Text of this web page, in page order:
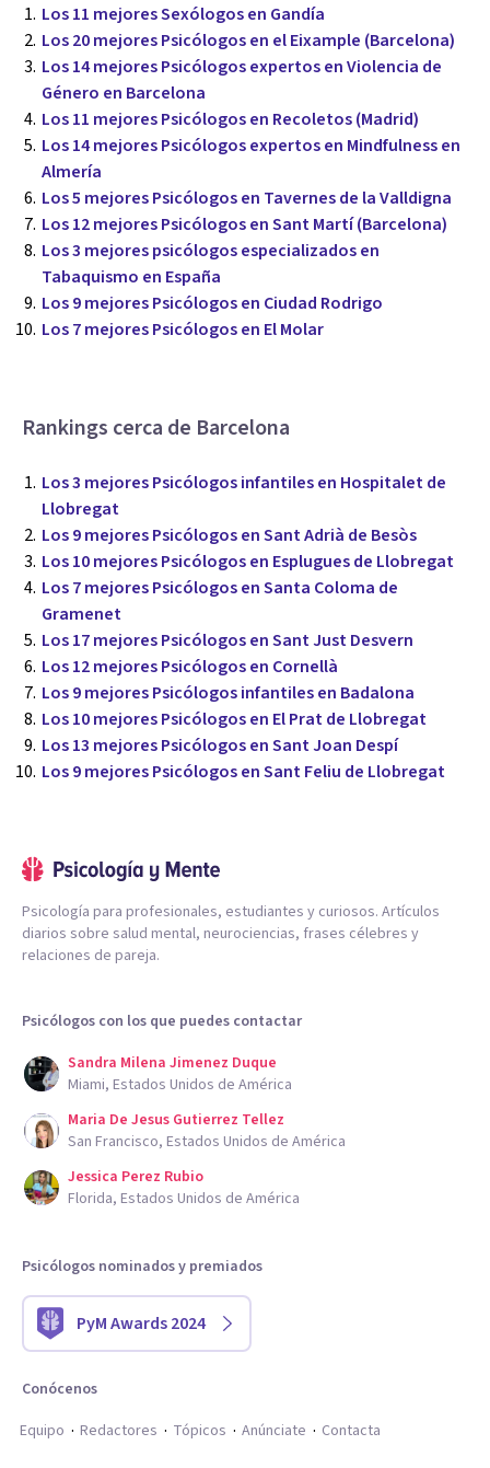
Los 11 mejores Sexólogos en Gandía
Los 20 mejores Psicólogos en el Eixample (Barcelona)
Los 14 mejores Psicólogos expertos en Violencia de
Género en Barcelona
Los 11 mejores Psicólogos en Recoletos (Madrid)
Los 14 mejores Psicólogos expertos en Mindfulness en
Almería
Los 5 mejores Psicólogos en Tavernes de la Valldigna
Los 12 mejores Psicólogos en Sant Martí (Barcelona)
Los 3 mejores psicólogos especializados en
Tabaquismo en España
Los 9 mejores Psicólogos en Ciudad Rodrigo
Los 7 mejores Psicólogos en El Molar
Rankings cerca de Barcelona
Los 3 mejores Psicólogos infantiles en Hospitalet de
Llobregat
Los 9 mejores Psicólogos en Sant Adrià de Besòs
Los 10 mejores Psicólogos en Esplugues de Llobregat
Los 7 mejores Psicólogos en Santa Coloma de
Gramenet
Los 17 mejores Psicólogos en Sant Just Desvern
Los 12 mejores Psicólogos en Cornellà
Los 9 mejores Psicólogos infantiles en Badalona
Los 10 mejores Psicólogos en El Prat de Llobregat
Los 13 mejores Psicólogos en Sant Joan Despí
Los 9 mejores Psicólogos en Sant Feliu de Llobregat
Psicología para profesionales, estudiantes y curiosos. Artículos
diarios sobre salud mental, neurociencias, frases célebres y
relaciones de pareja.
Psicólogos con los que puedes contactar
Sandra Milena Jimenez Duque
Miami, Estados Unidos de América
Maria De Jesus Gutierrez Tellez
San Francisco, Estados Unidos de América
Jessica Perez Rubio
Florida, Estados Unidos de América
Psicólogos nominados y premiados
PyM Awards 2024
Conócenos
Equipo
Redactores Tópicos Anúnciate Contacta